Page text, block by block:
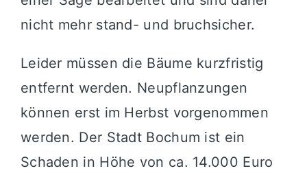
nicht mehr stand- und bruchsicher.
Leider müssen die Bäume kurzfristig
entfernt werden. Neupflanzungen
können erst im Herbst vorgenommen
werden. Der Stadt Bochum ist ein
Schaden in Höhe von ca. 14.000 Euro